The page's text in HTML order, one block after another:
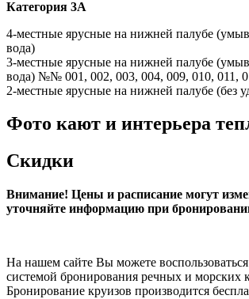
Категория 3А
4-местные ярусные на нижней палубе
вода)
3-местные ярусные на нижней палубе
вода) №№ 001, 002, 003, 004, 009, 010, 011,
2-местные ярусные на нижней палубе (без
Фото кают и интерьера
Скидки
Внимание! Цены и расписание могут
уточняйте информацию при
На нашем сайте Вы можете
системой бронирования речных и морских
Бронирование круизов производится